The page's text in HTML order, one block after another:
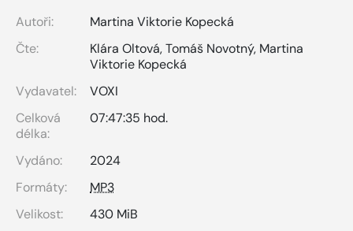
Autoři:
Martina Viktorie Kopecká
Čte:
Klára Oltová,Tomáš Novotný, Martina
Viktorie Kopecká
Vydavatel:
VOXI
Celková
délka:
07:47:35 hod.
Vydáno:
2024
Formáty:
MP3
Velikost:
430 MiB